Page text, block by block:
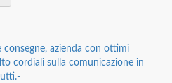
azienda con ottimi
cordiali sulla comunicazione in